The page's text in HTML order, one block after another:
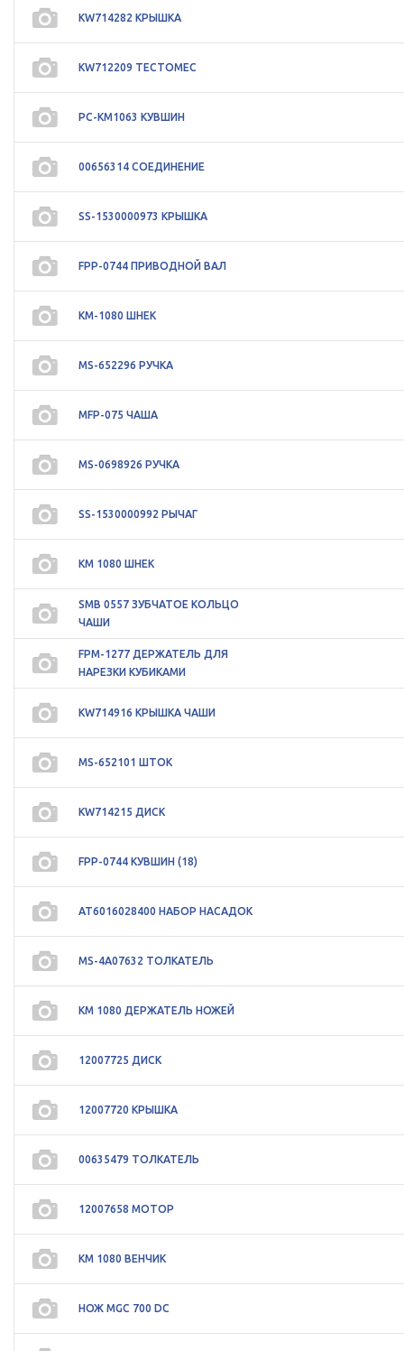
KW714282 КРЫШКА
KW712209 ТЕСТОМЕС
PC-KM1063 КУВШИН
00656314 СОЕДИНЕНИЕ
SS-1530000973 КРЫШКА
FPP-0744 ПРИВОДНОЙ ВАЛ
КМ-1080 ШНЕК
MS-652296 РУЧКА
MFP-075 ЧАША
MS-0698926 РУЧКА
SS-1530000992 РЫЧАГ
KM 1080 ШНЕК
SMB 0557 ЗУБЧАТОЕ КОЛЬЦО
ЧАШИ
FPM-1277 ДЕРЖАТЕЛЬ ДЛЯ
НАРЕЗКИ КУБИКАМИ
KW714916 КРЫШКА ЧАШИ
MS-652101 ШТОК
KW714215 ДИСК
FPP-0744 КУВШИН (18)
AT6016028400 НАБОР НАСАДОК
MS-4A07632 ТОЛКАТЕЛЬ
KM 1080 ДЕРЖАТЕЛЬ НОЖЕЙ
12007725 ДИСК
12007720 КРЫШКА
00635479 ТОЛКАТЕЛЬ
12007658 МОТОР
KM 1080 ВЕНЧИК
НОЖ MGC 700 DC